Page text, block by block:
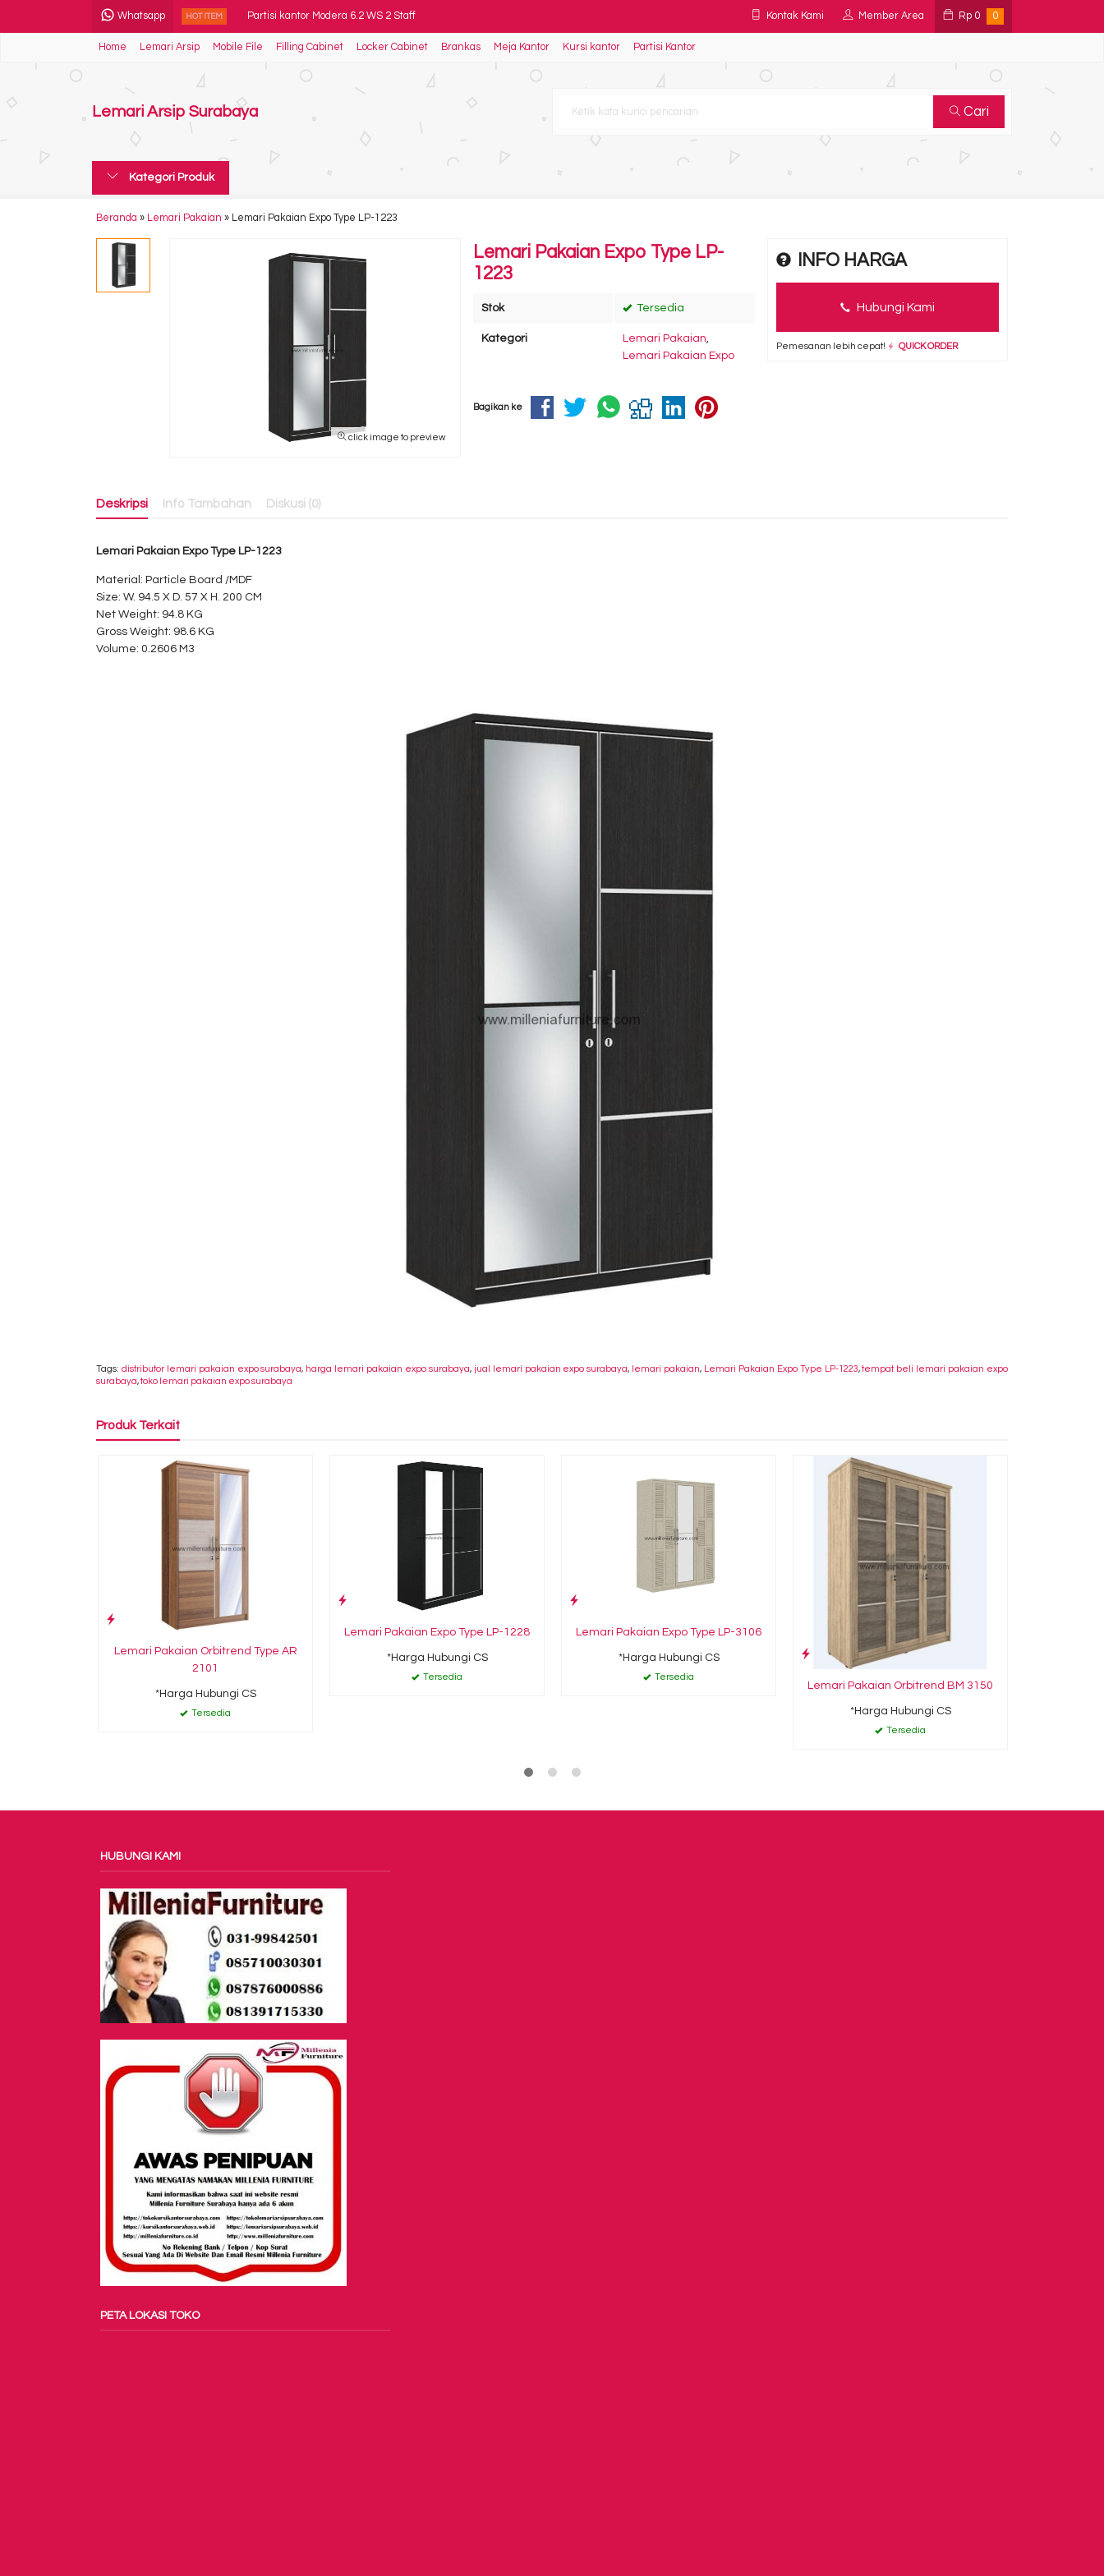
Whatsapp HOT ITEM Partisi kantor Modera 6.2 WS 2 Staff
Rak Modera ECU 8481
Kursi Kantor Polaris B 42
Spring Bed Comforta Teenager
Meja Kantor Uno Modern UOD 7068
Kursi Kantor Carrera M 2
Kontak Kami Member Area Rp 0 0
Home Lemari Arsip Mobile File Filling Cabinet Locker Cabinet Brankas Meja Kantor Kursi kantor Partisi Kantor
Lemari Arsip Surabaya Cari
Kategori Produk
Beranda » Lemari Pakaian » Lemari Pakaian Expo Type LP-1223
click image to preview
Lemari Pakaian Expo Type LP-
1223
Stok Tersedia
Kategori Lemari Pakaian,
Lemari Pakaian Expo
INFO HARGA
Hubungi Kami
Pemesanan lebih cepat! QUICK ORDER
Bagikan ke
Deskripsi Info Tambahan Diskusi (0)
Lemari Pakaian Expo Type LP-1223
Material: Particle Board /MDF
Size: W. 94.5 X D. 57 X H. 200 CM
Net Weight: 94.8 KG
Gross Weight: 98.6 KG
Volume: 0.2606 M3
Tags: distributor lemari pakaian expo surabaya, harga lemari pakaian expo surabaya, jual lemari pakaian expo surabaya, lemari pakaian, Lemari Pakaian Expo Type LP-1223,tempat beli lemari pakaian expo
surabaya,toko lemari pakaian expo surabaya
Produk Terkait
Lemari Pakaian Orbitrend Type AR
2101
*Harga Hubungi CS
Tersedia
Lemari Pakaian Expo Type LP-1228
*Harga Hubungi CS
Tersedia
Lemari Pakaian Expo Type LP-3106
*Harga Hubungi CS
Tersedia
Lemari Pakaian Orbitrend BM 3150
*Harga Hubungi CS
Tersedia
HUBUNGI KAMI
PETA LOKASI TOKO